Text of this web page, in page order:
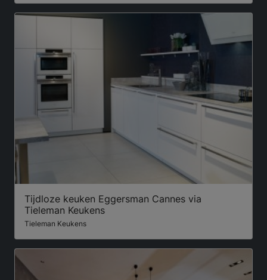
Tijdloze keuken Eggersman Cannes via
Tieleman Keukens
Tieleman Keukens